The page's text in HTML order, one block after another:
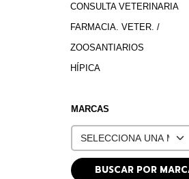
CONSULTA VETERINARIA
FARMACIA. VETER. /
ZOOSANTIARIOS
HÍPICA
MARCAS